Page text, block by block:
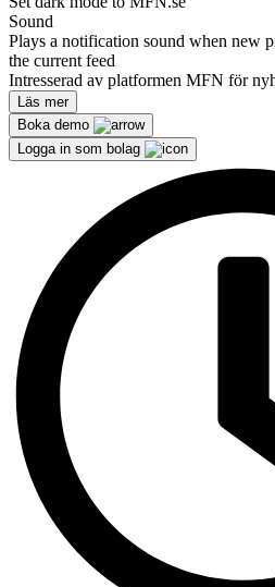
Sound
Plays a notification sound when new
the current feed
Intresserad av platformen MFN för
Läs mer
Boka demo
Logga in som bolag